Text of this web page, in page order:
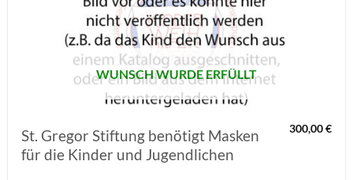
WUNSCH WURDE ERFÜLLT
St. Gregor Stiftung benötigt Masken
für die Kinder und Jugendlichen
300,00€